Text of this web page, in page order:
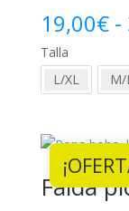
19,00€ -
Talla
L/XL
M/
Falda